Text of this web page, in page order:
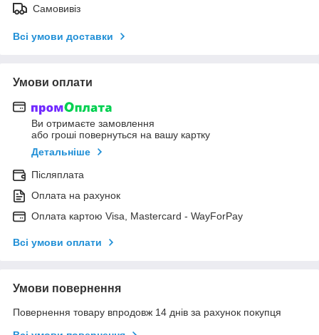
Самовивіз
Всі умови доставки
Умови оплати
Ви отримаєте замовлення
або гроші повернуться на вашу картку
Детальніше
Післяплата
Оплата на рахунок
Оплата картою Visa, Mastercard - WayForPay
Всі умови оплати
Умови повернення
Повернення товару впродовж 14 днів за рахунок покупця